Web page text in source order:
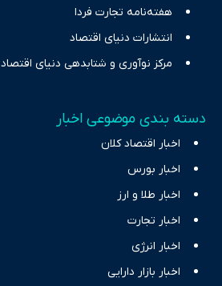
هفته‌نامه تجارت فردا
انتشارات دنیای اقتصاد
مرکز نوآوری و شتابدهی دنیای اقتصاد
دسته بندی موضوعی اخبار
اخبار اقتصاد کلان
اخبار بورس
اخبار طلا و ارز
اخبار تجارت
اخبار انرژی
اخبار بازار دارایی